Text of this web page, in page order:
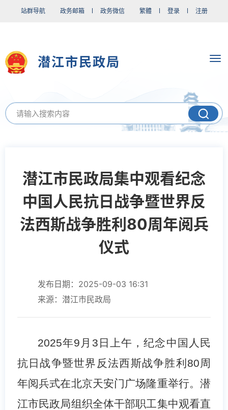
站群导航 政务邮箱 政务微信 繁體 登录 注册
潜江市民政局
潜江市民政局集中观看纪念
中国人民抗日战争暨世界反
法西斯战争胜利80周年阅兵
仪式
发布日期：2025-09-03 16:31
来源：潜江市民政局
2025年9 月 3 日上午，纪念中国人民
抗日战争暨世界反法西斯战争胜利 80周
年阅兵式在北京天安门广场隆重举行。潜
江市民政局组织全体干部职工集中观看直